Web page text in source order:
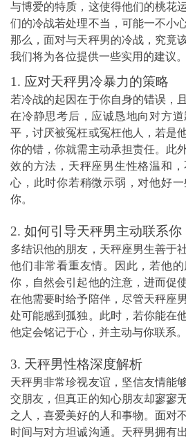
与博爱的特质，这使得他们的桃花
们的冷战若处理不当，可能一不小
那么，面对与天秤男的冷战，究竟
我们将为各位提供一些实用的建议。
1. 应对天秤男冷暴力的策略
若冷战的起因在于你自身的错误，
在冷静思考后，应诚恳地向对方
平，讨厌被冤枉或冤枉他人，若是
你的错，你就需主动承担责任。此
效的方法，天秤座男生性格温和
心，此时你若稍微示弱，对他好
你。
2. 如何引导天秤男主动联系你
多结识他的朋友，天秤座男生善于
他们非常看重友情。因此，若他
你，自然会引起他的注意，进而促
在他需要时给予陪伴，尽管天秤座
处可能感到孤独。此时，若你能在
他定会铭记于心，并主动与你联系。
3. 天秤男性格深度解析
天秤男非常珍视友谊，坚信友情能
交朋友，但真正的知心朋友却寥寥
之人，喜爱美好的人和事物。面对
时间与对方坦诚沟通。天秤男拥有